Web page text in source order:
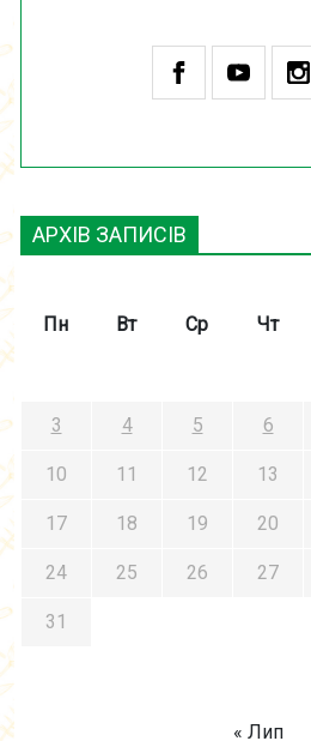
АРХІВ ЗАПИСІВ
Пн Вт Ср Чт
3 4 5 6
10 11 12 13
17 18 19 20
24 25 26 27
31
« Лип